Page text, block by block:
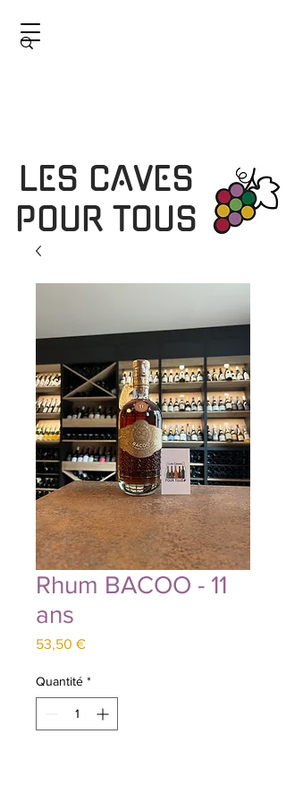
LES CAVES
POUR TOUS
Rhum BACOO - 11
ans
53,50 €Prix
Quantité *